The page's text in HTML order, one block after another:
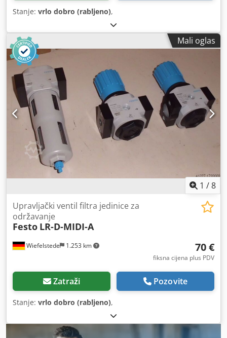
Stanje: vrlo dobro (rabljeno),
Mali oglas
1 /8
Wiefelstede 1.253 km
Upravljački ventil filtra jedinice za
održavanje
Festo LR-D-MIDI-A
70 €
fiksna cijena plus PDV
Zatraži Pozovite
Stanje: vrlo dobro (rabljeno),